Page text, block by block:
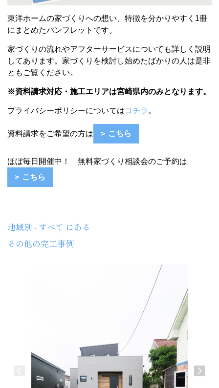
東洋ホームの家づくりへの想い、特徴を分かりやすく1冊
にまとめたパンフレットです。
家づくりの流れやアフターサービスについても詳しく説明
してあります。 家づくりを検討し始めたばかりの人は是非
ともご覧ください。
※資料請求対応・施工エリアは宮崎県内のみとなります。
プライバシーポリシーについてはコチラ。
資料請求をご希望の方は こちら
ほぼ毎日開催中！ 無料家づくり相談会のご予約は
こちら
地域別 - すべて にある
その他の完工事例
介護施